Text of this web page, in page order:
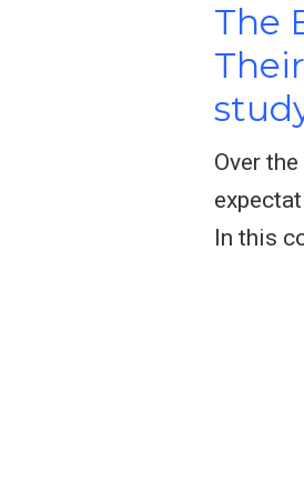
The
Over
In this